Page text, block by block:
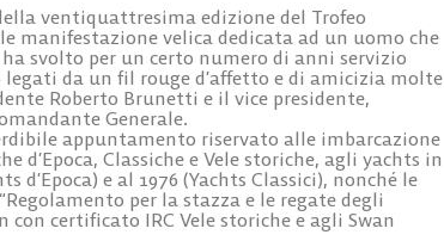
ventiquattresima edizione del Trofeo
manifestazione velica dedicata ad un uomo che
svolto per un certo numero di anni servizio
da un fil rouge d’affetto e di amicizia molte
Roberto Brunetti e il vice presidente,
Generale.
appuntamento riservato alle imbarcazione
d’Epoca, Classiche e Vele storiche, agli yachts in
e al 1976 (Yachts Classici), nonché le
per la stazza e le regate degli
con certificato IRC Vele storiche e agli Swan